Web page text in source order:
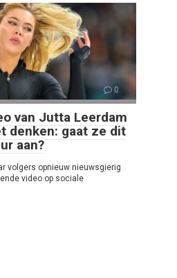
0
van Jutta Leerdam
denken: gaat ze dit
aan?
volgers opnieuw nieuwsgierig
video op sociale